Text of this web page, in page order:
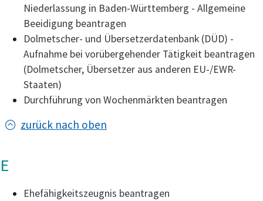
Niederlassung in Baden-Württemberg - Allgemeine
Beeidigung beantragen
Dolmetscher- und Übersetzerdatenbank (DÜD) -
Aufnahme bei vorübergehender Tätigkeit beantragen
(Dolmetscher, Übersetzer aus anderen EU-/EWR-
Staaten)
Durchführung von Wochenmärkten beantragen
zurück nach oben
E
Ehefähigkeitszeugnis beantragen